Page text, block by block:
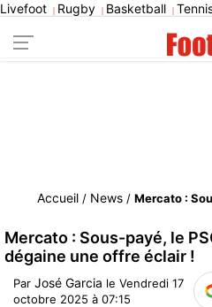
Livefoot | Rugby | Basketball |
Accueil / News /
Mercato : Sous-payé, le
dégaine une offre éclair !
Par José Garcia le Vendredi 17
octobre 2025 à 07:15